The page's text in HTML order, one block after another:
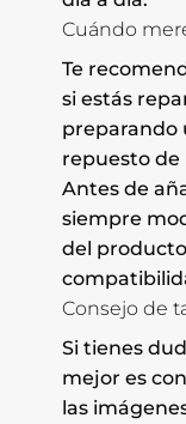
Cuándo
Te
si estás
preparando
repuesto de
Antes de
siempre
del
Consejo de
Si tienes
mejor es
las